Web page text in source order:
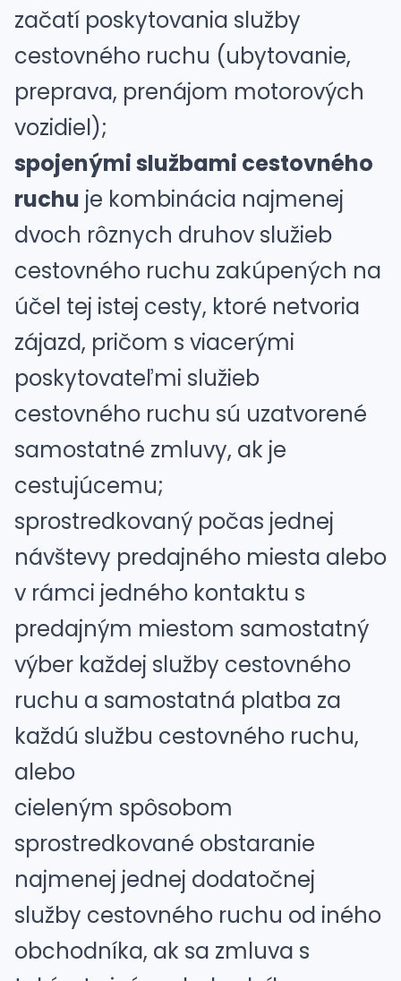
začatí poskytovania služby
cestovného ruchu (ubytovanie,
preprava, prenájom motorových
vozidiel);
spojenými službami cestovného
ruchu je kombinácia najmenej
dvoch rôznych druhov služieb
cestovného ruchu zakúpených na
účel tej istej cesty, ktoré netvoria
zájazd, pričom s viacerými
poskytovateľmi služieb
cestovného ruchu sú uzatvorené
samostatné zmluvy, ak je
cestujúcemu;
sprostredkovaný počas jednej
návštevy predajného miesta alebo
v rámci jedného kontaktu s
predajným miestom samostatný
výber každej služby cestovného
ruchu a samostatná platba za
každú službu cestovného ruchu,
alebo
cieleným spôsobom
sprostredkované obstaranie
najmenej jednej dodatočnej
služby cestovného ruchu od iného
obchodníka, ak sa zmluva s